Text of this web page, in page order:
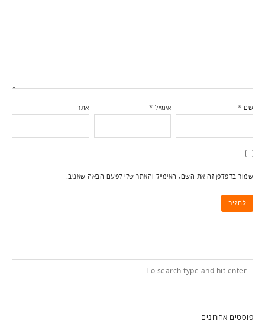
שם * אימייל * אתר
שמור בדפדפן זה את השם, האימייל והאתר שלי לפעם הבאה שאגיב.
פוסטים אחרונים